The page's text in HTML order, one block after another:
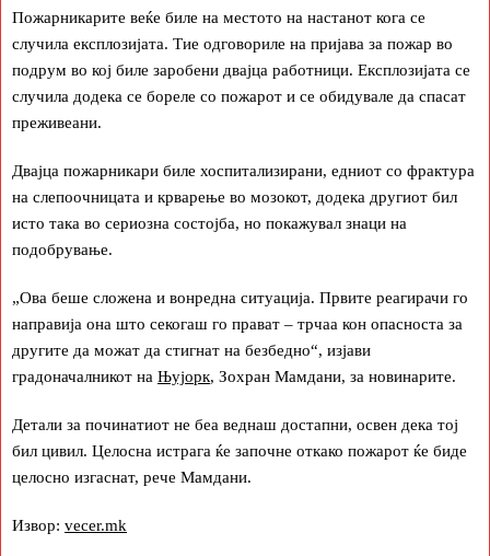
Пожарникарите веќе биле на местото на настанот кога се
случила експлозијата. Тие одговориле на пријава за пожар во
подрум во кој биле заробени двајца работници. Експлозијата се
случила додека се бореле со пожарот и се обидувале да спасат
преживеани.
Двајца пожарникари биле хоспитализирани, едниот со фрактура
на слепоочницата и крварење во мозокот, додека другиот бил
исто така во сериозна состојба, но покажувал знаци на
подобрување.
„Ова беше сложена и вонредна ситуација. Првите реагирачи го
направија она што секогаш го прават – трчаа кон опасноста за
другите да можат да стигнат на безбедно“, изјави
градоначалникот на Њујорк, Зохран Мамдани, за новинарите.
Детали за починатиот не беа веднаш достапни, освен дека тој
бил цивил. Целосна истрага ќе започне откако пожарот ќе биде
целосно изгаснат, рече Мамдани.
Извор: vecer.mk